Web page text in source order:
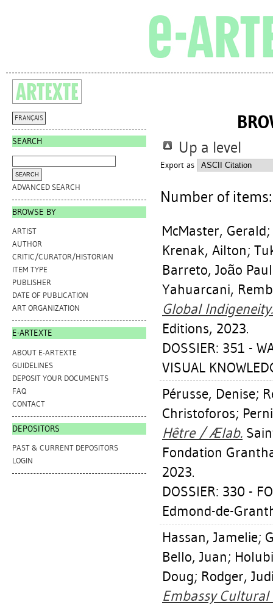
FRANÇAIS
SEARCH
ADVANCED SEARCH
BROWSE BY
ARTIST
AUTHOR
CRITIC/CURATOR/HISTORIAN
ITEM TYPE
PUBLISHER
DATE OF PUBLICATION
ART ORGANIZATION
E-ARTEXTE
ABOUT E-ARTEXTE
GUIDELINES
DEPOSIT YOUR DOCUMENTS
FAQ
CONTACT
DEPOSITORS
PAST & CURRENT DEPOSITORS
LOGIN
Up a level
Export as
Number of
McMaster, Gerald;
Krenak, Ailton;
Barreto, João
Yahuarcani,
Global Indigeneity.
Editions, 2023.
DOSSIER: 351 -
VISUAL
Pérusse, Denise;
Christoforos;
Hêtre / Ælab.
Fondation
2023.
DOSSIER: 330 -
Edmond-de-
Hassan, Jamelie;
Bello, Juan;
Doug; Rodger,
Embassy